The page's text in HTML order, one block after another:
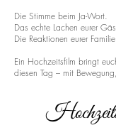
Die Stimme beim Ja-Wort.
Das echte Lachen eurer
Die Reaktionen eurer
Ein Hochzeitsfilm bringt
diesen Tag – mit